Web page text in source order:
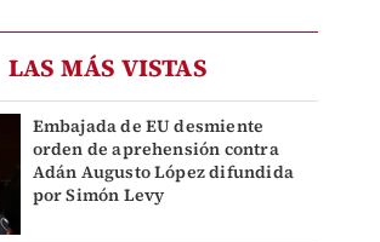
LAS MÁS VISTAS
Embajada de EU desmiente
orden de aprehensión contra
Adán Augusto López difundida
por Simón Levy